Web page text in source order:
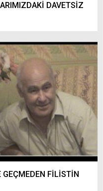
DAVETSİZ
GEÇMEDEN FİLİSTİN